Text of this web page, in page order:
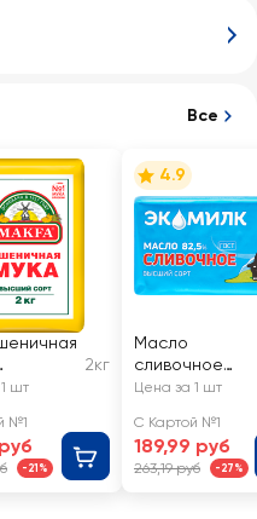
Все
2кг
шт
№1
-21%
4.9
Масло
сливочное
ЭКОМИЛК
сорт, без змж
Цена за 1 шт
С Картой №1
189,99 руб
263,19 руб -27%